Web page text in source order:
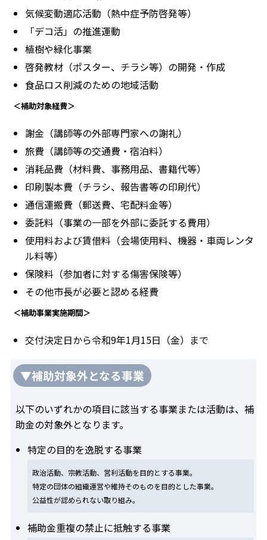
気候変動適応活動（熱中症予防啓発等）
「デコ活」の推進運動
植樹や緑化事業
啓発教材（ポスター、チラシ等）の開発・作成
食品ロス削減のための地域活動
＜補助対象経費＞
謝金（講師等の外部専門家への謝礼）
旅費（講師等の交通費・宿泊料）
消耗品費（材料費、事務用品、書籍代等）
印刷製本費（チラシ、報告書等の印刷代）
通信運搬費（郵送費、宅配料金等）
委託料（事業の一部を外部に委託する費用）
使用料および賃借料（会場使用料、機器・車両レンタ
ル料等）
保険料（参加者に対する傷害保険等）
その他市長が必要と認める経費
＜補助事業実施期間＞
交付決定日から令和9年1月15日（金）まで
▼補助対象外となる事業
以下のいずれかの項目に該当する事業または活動は、補
助金の対象外となります。
特定の目的を逸脱する事業
政治活動、宗教活動、営利活動を目的とする事業。
特定の団体の組織運営や維持そのものを目的とした事業。
公益性が認められない取り組み。
補助金重複の禁止に抵触する事業